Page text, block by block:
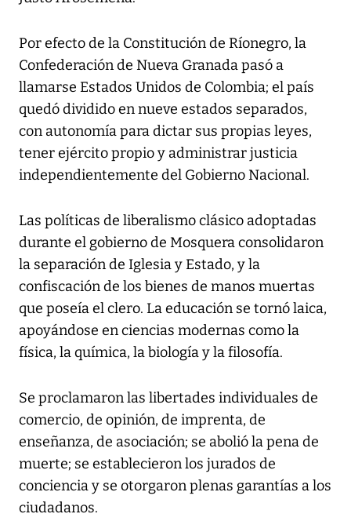
Por efecto de la Constitución de Ríonegro, la
Confederación de Nueva Granada pasó a
llamarse Estados Unidos de Colombia; el país
quedó dividido en nueve estados separados,
con autonomía para dictar sus propias leyes,
tener ejército propio y administrar justicia
independientemente del Gobierno Nacional.
Las políticas de liberalismo clásico adoptadas
durante el gobierno de Mosquera consolidaron
la separación de Iglesia y Estado, y la
confiscación de los bienes de manos muertas
que poseía el clero. La educación se tornó laica,
apoyándose en ciencias modernas como la
física, la química, la biología y la filosofía.
Se proclamaron las libertades individuales de
comercio, de opinión, de imprenta, de
enseñanza, de asociación; se abolió la pena de
muerte; se establecieron los jurados de
conciencia y se otorgaron plenas garantías a los
ciudadanos.